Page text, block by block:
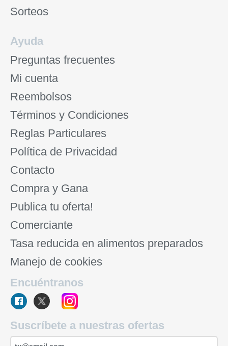
Sorteos
Ayuda
Preguntas frecuentes
Mi cuenta
Reembolsos
Términos y Condiciones
Reglas Particulares
Política de Privacidad
Contacto
Compra y Gana
Publica tu oferta!
Comerciante
Tasa reducida en alimentos preparados
Manejo de cookies
Encuéntranos
Suscríbete a nuestras ofertas